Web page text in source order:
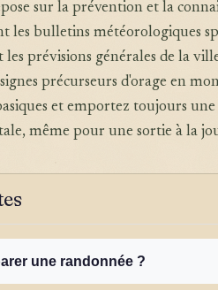
sur la prévention et la
les bulletins météorologiques
prévisions générales de la
précurseurs d'orage en
et emportez toujours
même pour une sortie à la
une randonnée ?